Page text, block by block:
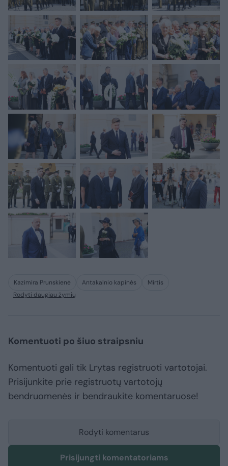
Kazimira Prunskienė Antakalnio kapinės
Mirtis
Rodyti daugiau žymių
Komentuoti po šiuo straipsniu
Komentuoti gali tik Lrytas registruoti vartotojai.
Prisijunkite prie registruotų vartotojų
bendruomenės ir bendraukite komentaruose!
Rodyti komentarus
Prisijungti komentatoriams